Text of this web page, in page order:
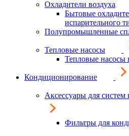
Охладители воздуха
Бытовые
испарительного
Полупромышленные
Тепловые насосы
Тепловые насосы
Кондиционирование
Аксессуары для
Фильтры для